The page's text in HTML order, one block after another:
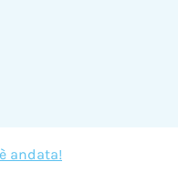
andata!